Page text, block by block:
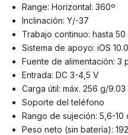
Range: Horizontal: 360º
Inclinación: Y/-37
Trabajo continuo: hasta 50
Sistema de apoyo: iOS
Fuente de alimentación: 3
Entrada: DC 3-4,5 V
Carga útil: máx. 256 g/9.03
Soporte del teléfono
Rango de sujeción: 5,6-
Peso neto (sin batería):